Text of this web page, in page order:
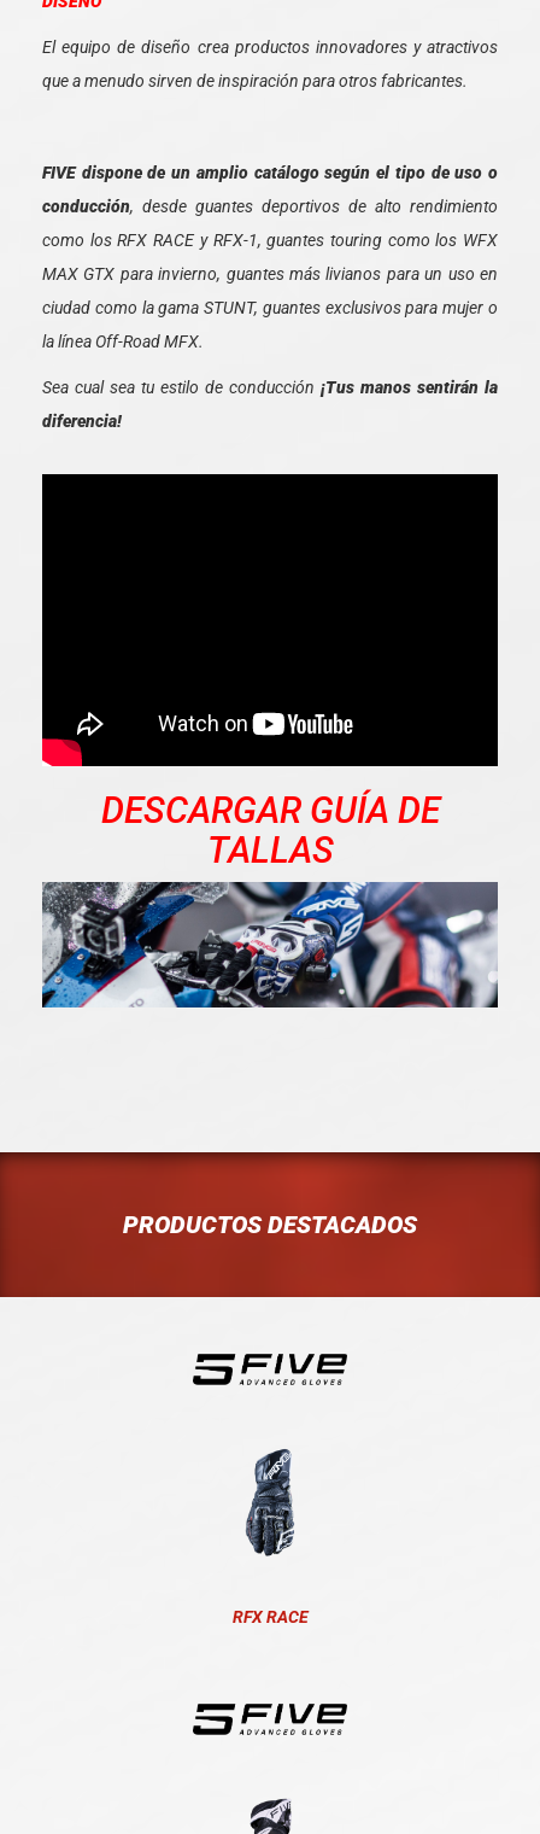
El equipo de diseño crea productos innovadores y atractivos
que a menudo sirven de inspiración para otros fabricantes.
FIVE dispone de un amplio catálogo según el tipo de uso o
conducción, desde guantes deportivos de alto rendimiento
como los RFX RACE y RFX-1, guantes touring como los WFX
MAX GTX para invierno, guantes más livianos para un uso en
ciudad como la gama STUNT, guantes exclusivos para mujer o
la línea Off-Road MFX.
Sea cual sea tu estilo de conducción ¡Tus manos sentirán la
diferencia!
DESCARGAR GUÍA DE
TALLAS
PRODUCTOS DESTACADOS
RFX RACE